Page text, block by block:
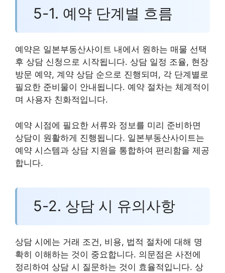
5-1. 예약 단계별 흐름
예약은 일본부동산사이트 내에서 원하는 매물 선택
후 상담 신청으로 시작됩니다. 상담 일정 조율, 현장
방문 예약, 계약 상담 순으로 진행되며, 각 단계별로
필요한 준비물이 안내됩니다. 예약 절차는 체계적이
며 사용자 친화적입니다.
예약 시점에 필요한 서류와 정보를 미리 준비하면
상담이 원활하게 진행됩니다. 일본부동산사이트는
예약 시스템과 상담 지원을 통합하여 편리함을 제공
합니다.
5-2. 상담 시 유의사항
상담 시에는 거래 조건, 비용, 법적 절차에 대해 명
확히 이해하는 것이 중요합니다. 의문점은 사전에
정리하여 상담 시 질문하는 것이 효율적입니다. 상